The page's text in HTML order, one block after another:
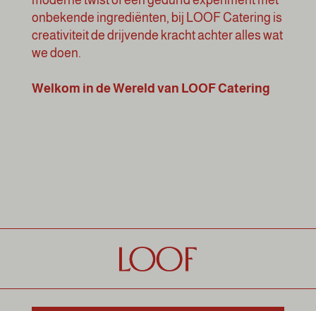
onbekende ingrediënten, bij LOOF Catering is
creativiteit de drijvende kracht achter alles wat
we doen.
Welkom in de Wereld van LOOF Catering